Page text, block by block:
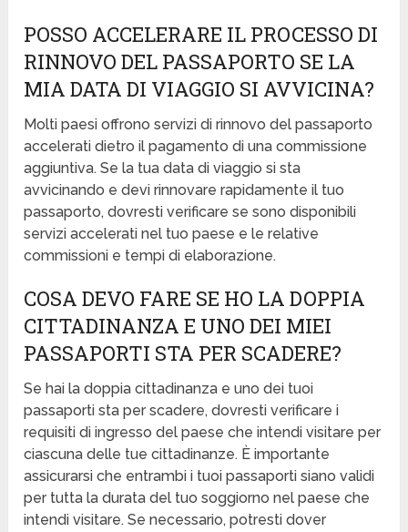
POSSO ACCELERARE IL PROCESSO DI
RINNOVO DEL PASSAPORTO SE LA
MIA DATA DI VIAGGIO SI AVVICINA?
Molti paesi offrono servizi di rinnovo del passaporto
accelerati dietro il pagamento di una commissione
aggiuntiva. Se la tua data di viaggio si sta
avvicinando e devi rinnovare rapidamente il tuo
passaporto, dovresti verificare se sono disponibili
servizi accelerati nel tuo paese e le relative
commissioni e tempi di elaborazione.
COSA DEVO FARE SE HO LA DOPPIA
CITTADINANZA E UNO DEI MIEI
PASSAPORTI STA PER SCADERE?
Se hai la doppia cittadinanza e uno dei tuoi
passaporti sta per scadere, dovresti verificare i
requisiti di ingresso del paese che intendi visitare per
ciascuna delle tue cittadinanze. È importante
assicurarsi che entrambi i tuoi passaporti siano validi
per tutta la durata del tuo soggiorno nel paese che
intendi visitare. Se necessario, potresti dover